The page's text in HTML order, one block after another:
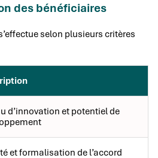
des bénéficiaires
selon plusieurs critères
d’innovation et potentiel de
et formalisation de l’accord